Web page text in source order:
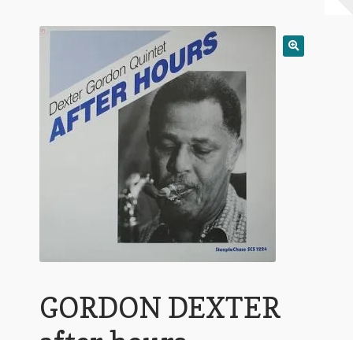
Warenkorb
GORDON DEXTER